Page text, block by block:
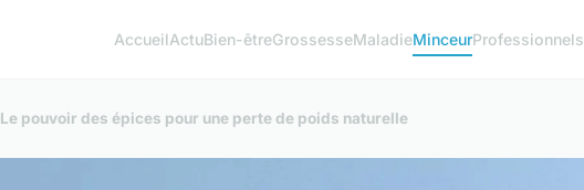
AccueilActuBien-êtreGrossesseMaladieMinceurProfessionnels
Le pouvoir des épices pour une perte de poids naturelle